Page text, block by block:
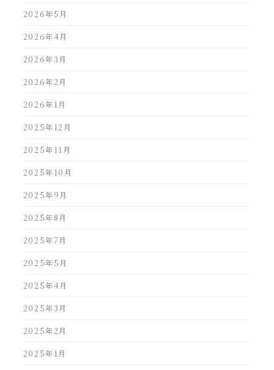
2026年5月
2026年4月
2026年3月
2026年2月
2026年1月
2025年12月
2025年11月
2025年10月
2025年9月
2025年8月
2025年7月
2025年5月
2025年4月
2025年3月
2025年2月
2025年1月